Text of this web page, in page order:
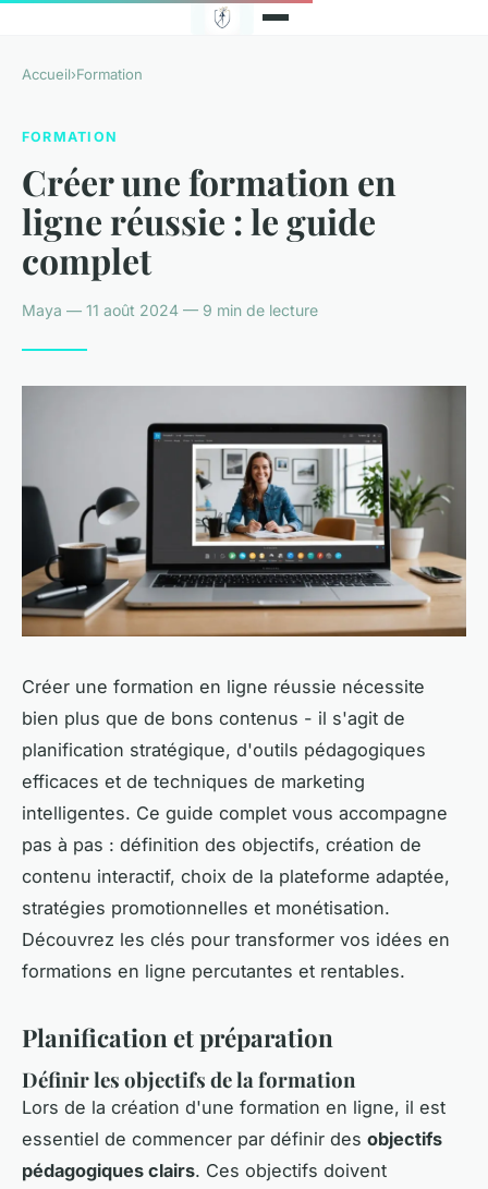
Accueil›Formation
FORMATION
Créer une formation en
ligne réussie : le guide
complet
Maya — 11 août 2024 — 9 min de lecture
Créer une formation en ligne réussie nécessite
bien plus que de bons contenus - il s'agit de
planification stratégique, d'outils pédagogiques
efficaces et de techniques de marketing
intelligentes. Ce guide complet vous accompagne
pas à pas : définition des objectifs, création de
contenu interactif, choix de la plateforme adaptée,
stratégies promotionnelles et monétisation.
Découvrez les clés pour transformer vos idées en
formations en ligne percutantes et rentables.
Planification et préparation
Définir les objectifs de la formation
Lors de la création d'une formation en ligne, il est
essentiel de commencer par définir des objectifs
pédagogiques clairs. Ces objectifs doivent